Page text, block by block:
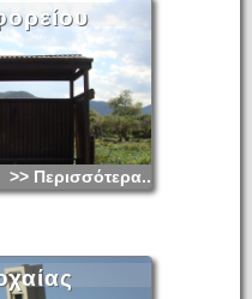
>> Περισσότερα...